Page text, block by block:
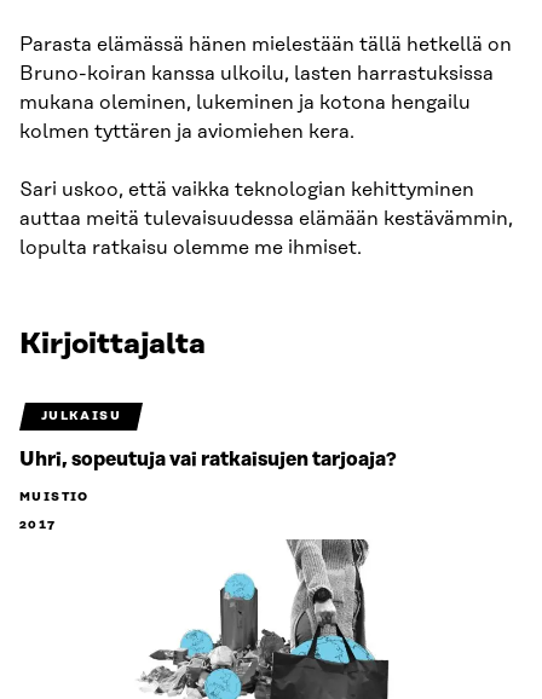
Parasta elämässä hänen mielestään tällä hetkellä on
Bruno-koiran kanssa ulkoilu, lasten harrastuksissa
mukana oleminen, lukeminen ja kotona hengailu
kolmen tyttären ja aviomiehen kera.
Sari uskoo, että vaikka teknologian kehittyminen
auttaa meitä tulevaisuudessa elämään kestävämmin,
lopulta ratkaisu olemme me ihmiset.
Kirjoittajalta
JULKAISU
Uhri, sopeutuja vai ratkaisujen tarjoaja?
MUISTIO
2017